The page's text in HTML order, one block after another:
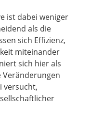
ist dabei weniger
als die
sich Effizienz,
miteinander
sich hier als
versucht,